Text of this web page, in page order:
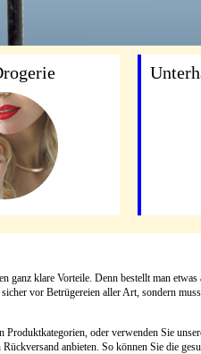
klare Vorteile. Denn bestellt man
vor Betrügereien aller Art, sondern
oder verwenden Sie
anbieten. So können Sie die